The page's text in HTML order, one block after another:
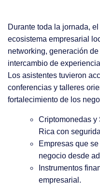
Durante toda la jornada,
ecosistema empresarial
networking, generación
intercambio de
Los asistentes tuvieron
conferencias y talleres
fortalecimiento de los
Criptomonedas y
Rica con
Empresas que
negocio desde
Instrumentos
empresarial.